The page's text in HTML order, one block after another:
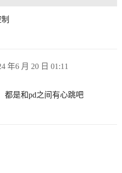
年6 月 20 日 01:11
都是和pd之间有心跳吧